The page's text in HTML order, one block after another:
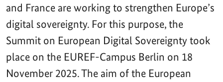
and France are working to strengthen Europe’s
digital sovereignty. For this purpose, the
Summit on European Digital Sovereignty took
place on the EUREF-Campus Berlin on 18
November 2025. The aim of the European